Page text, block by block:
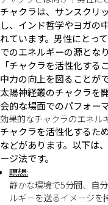
チャクラは、サンスクリ
し、インド哲学やヨガの
れています。男性にとっ
でのエネルギーの源とな
「チャクラを活性化す
中力の向上を図ることが
太陽神経叢のチャクラを
会的な場面でのパフォー
効果的なチャクラのエネル
チャクラを活性化するた
などがあります。以下は
ージ法です。
瞑想:
静かな環境で5分間、自
ルギーを送るイメージを